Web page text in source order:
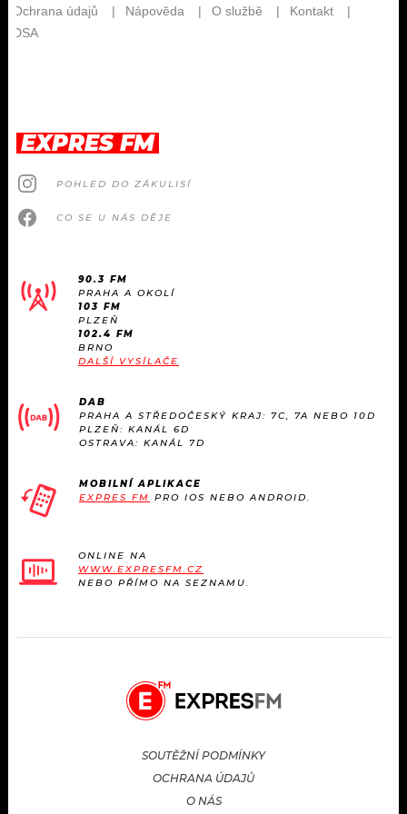
EXPRES FM
POHLED DO ZÁKULISÍ
CO SE U NÁS DĚJE
90.3 FM
PRAHA A OKOLÍ
103 FM
PLZEŇ
102.4 FM
BRNO
DALŠÍ VYSÍLAČE
DAB
PRAHA A STŘEDOČESKÝ KRAJ: 7C, 7A NEBO 10D
PLZEŇ: KANÁL 6D
OSTRAVA: KANÁL 7D
MOBILNÍ APLIKACE
EXPRES FM PRO IOS NEBO ANDROID.
ONLINE NA
WWW.EXPRESFM.CZ
NEBO PŘÍMO NA SEZNAMU.
SOUTĚŽNÍ PODMÍNKY
OCHRANA ÚDAJŮ
O NÁS